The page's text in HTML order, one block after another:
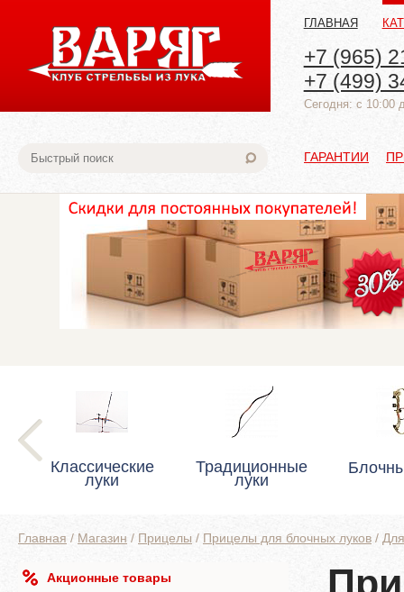
ГЛАВНАЯ
+7 (965)
+7 (499)
Cегодня: с 10:00
ГАРАНТИИ
Классические
луки
Традиционные
луки
Главная / Магазин / Прицелы / Прицелы для блочных луков /
SYSTEM
Акционные товары